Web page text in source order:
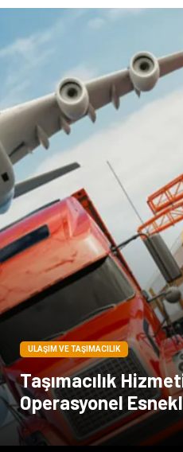
Pazarlama
Basın Yayın
Dernekler ve Birlikler
Moda
Alüminyum
ULAŞIM VE TAŞIMACILIK
Taşımacılık
Operasyonel